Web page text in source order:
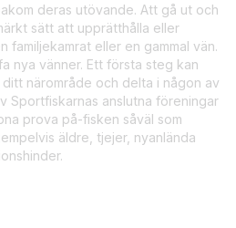
deras utövande. Att gå ut och
sätt att upprätthålla eller
familjekamrat eller en gammal vän.
nya vänner. Ett första steg kan
ditt närområde och delta i någon av
Sportfiskarnas anslutna föreningar
prova på-fisken såväl som
äldre, tjejer, nyanlända